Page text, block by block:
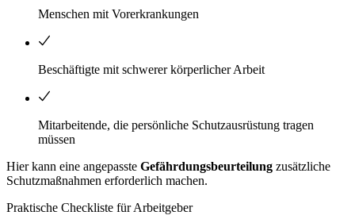
Menschen mit Vorerkrankungen
Beschäftigte mit schwerer körperlicher Arbeit
Mitarbeitende, die persönliche Schutzausrüstung tragen
müssen
Hier kann eine angepasste Gefährdungsbeurteilung zusätzliche
Schutzmaßnahmen erforderlich machen.
Praktische Checkliste für Arbeitgeber